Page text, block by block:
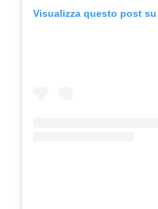
Visualizza questo post